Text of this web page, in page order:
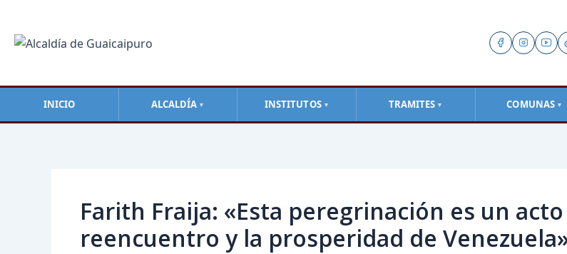
INICIO ALCALDÍA ▼ INSTITUTOS ▼ TRAMITES ▼ COMUNAS ▼
contenido
Farith Fraija: «Esta peregrinación es un
reencuentro y la prosperidad de